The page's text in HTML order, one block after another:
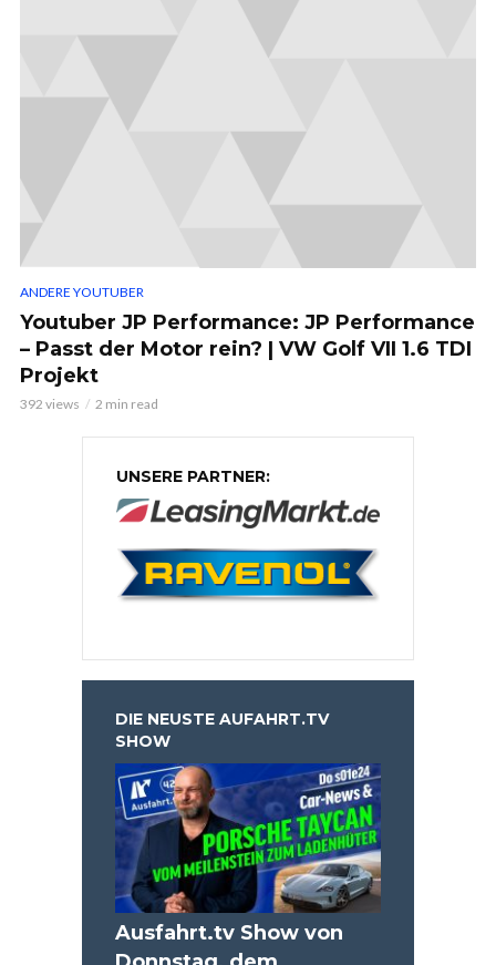
ANDERE YOUTUBER
Youtuber JP Performance: JP Performance
– Passt der Motor rein? | VW Golf VII 1.6 TDI
Projekt
392 views 2 min read
UNSERE PARTNER:
DIE NEUSTE AUFAHRT.TV
SHOW
Ausfahrt.tv Show von